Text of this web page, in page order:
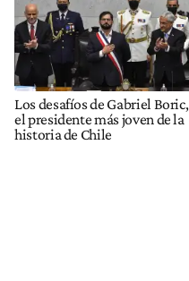
Los desafíos de Gabriel Boric,
el presidente más joven de la
historia de Chile